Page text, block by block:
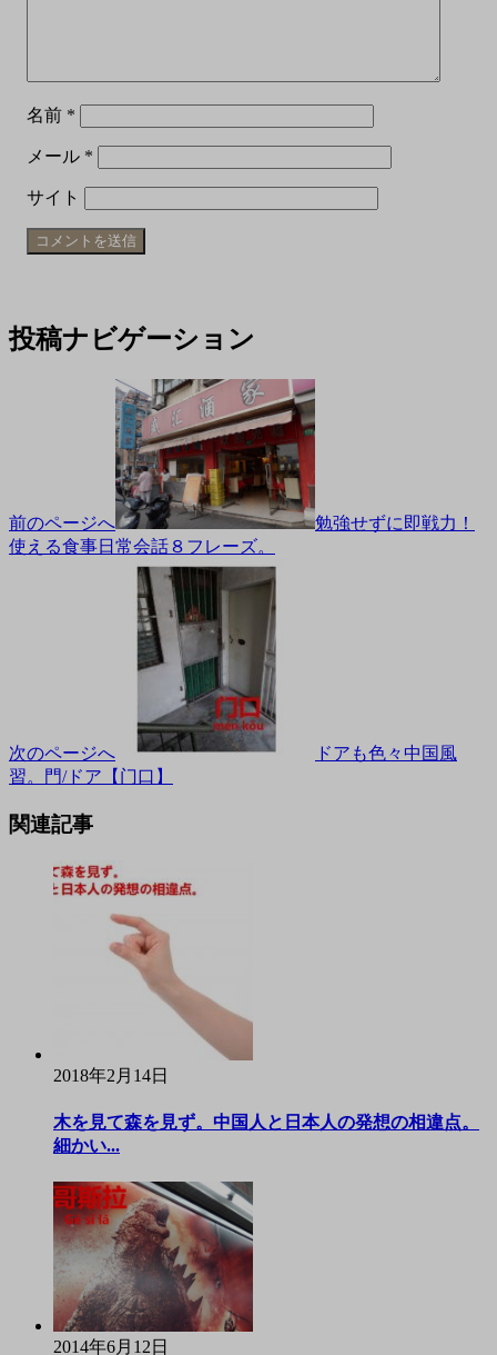
名前 *
メール *
サイト
投稿ナビゲーション
前のページへ
勉強せずに即戦力！
使える食事日常会話８フレーズ。
次のページへ
ドアも色々中国風
習。門/ドア【门口】
関連記事
2018年2月14日
木を見て森を見ず。中国人と日本人の発想の相違点。
細かい...
2014年6月12日